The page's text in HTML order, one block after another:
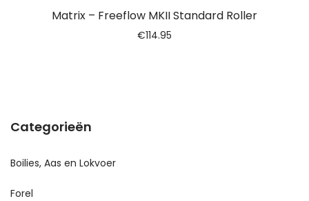
Matrix – Freeflow MKII Standard Roller
€114.95
Categorieën
Boilies, Aas en Lokvoer
Forel